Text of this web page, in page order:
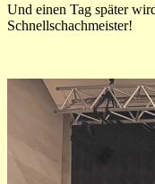
Und einen Tag später
Schnellschachmeister!